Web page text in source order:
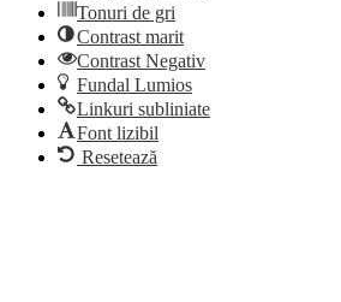
Tonuri de gri
Contrast marit
Contrast Negativ
Fundal Lumios
Linkuri subliniate
Font lizibil
Resetează